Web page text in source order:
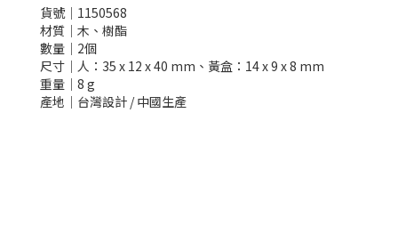
貨號│1150568
材質│木、樹酯
數量│2個
尺寸│人：35 x 12 x 40 mm、黃盒：14 x 9 x 8 mm
重量│8 g
產地│台灣設計 / 中國生產